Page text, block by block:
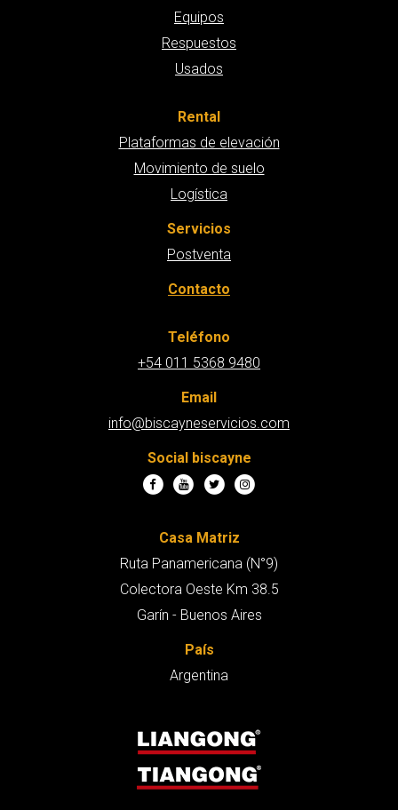
Equipos
Respuestos
Usados
Rental
Plataformas de elevación
Movimiento de suelo
Logística
Servicios
Postventa
Contacto
Teléfono
+54 011 5368 9480
Email
info@biscayneservicios.com
Social biscayne
Casa Matriz
Ruta Panamericana (N°9)
Colectora Oeste Km 38.5
Garín - Buenos Aires
País
Argentina